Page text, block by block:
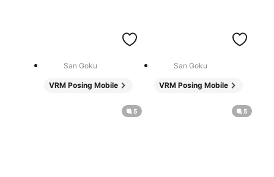
San Goku
VRM Posing Mobile
San Goku
VRM Posing Mobile
5 5